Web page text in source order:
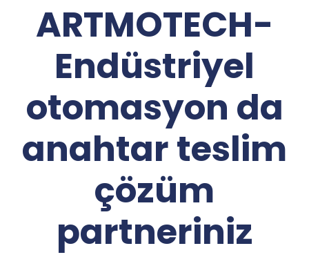
ARTMOTECH-
Endüstriyel
otomasyon da
anahtar teslim
çözüm
partneriniz